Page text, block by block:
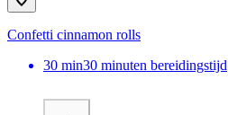
Confetti cinnamon rolls
30 min30 minuten bereidingstijd